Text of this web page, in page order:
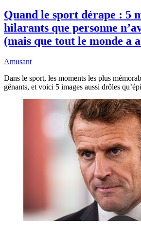
Quand le sport dérape : 5
hilarants que personne
(mais que tout le monde a
Amusant
Dans le sport, les moments les plus
gênants, et voici 5 images aussi drôles